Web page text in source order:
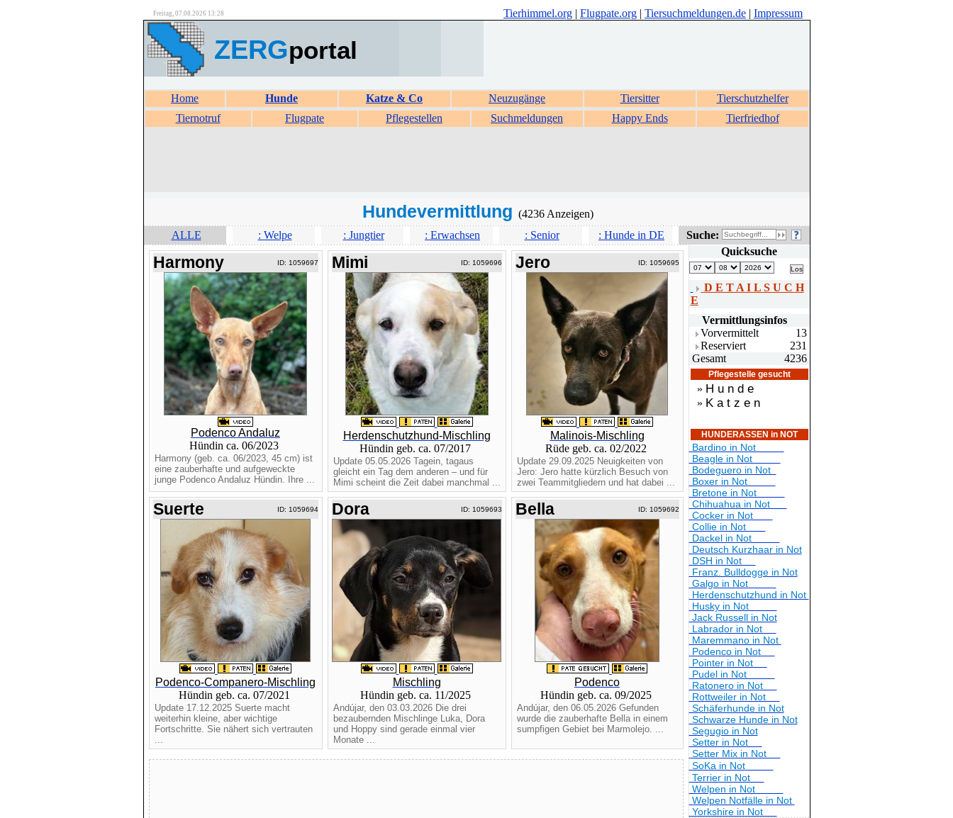
Freitag, 07.08.2026 13:28 Tierhimmel.org | Flugpate.org | Tiersuchmeldungen.de | Impressum
ZERGportal
Home Hunde Katze & Co Neuzugänge Tiersitter
Tierschutzhelfer
Tiernotruf
Flugpate Pflegestellen Suchmeldungen Happy Ends Tierfriedhof
Hundevermittlung (4236 Anzeigen)
ALLE
: Welpe : Jungtier : Erwachsen : Senior : Hunde in DE Suche:
Harmony ID: 1059697
Podenco Andaluz
Hündin ca. 06/2023
Harmony (geb. ca. 06/2023, 45 cm) ist
eine zauberhafte und aufgeweckte
junge Podenco Andaluz Hündin. Ihre ...
Mimi ID: 1059696
Herdenschutzhund-Mischling
Hündin geb. ca. 07/2017
Update 05.05.2026 Tagein, tagaus
gleicht ein Tag dem anderen – und für
Mimi scheint die Zeit dabei manchmal ...
Jero ID: 1059695
Malinois-Mischling
Rüde geb. ca. 02/2022
Update 29.09.2025 Neuigkeiten von
Jero: Jero hatte kürzlich Besuch von
zwei Teammitgliedern und hat dabei ...
Suerte ID: 1059694
Podenco-Companero-Mischling
Hündin geb. ca. 07/2021
Update 17.12.2025 Suerte macht
weiterhin kleine, aber wichtige
Fortschritte. Sie nähert sich vertrauten
...
Dora ID: 1059693
Mischling
Hündin geb. ca. 11/2025
Andújar, den 03.03.2026 Die drei
bezaubernden Mischlinge Luka, Dora
und Hoppy sind gerade einmal vier
Monate ...
Bella ID: 1059692
Podenco
Hündin geb. ca. 09/2025
Andújar, den 06.05.2026 Gefunden
wurde die zauberhafte Bella in einem
sumpfigen Gebiet bei Marmolejo. ...
Quicksuche
D E T A I L S U C H
E
Vermittlungsinfos
Vorvermittelt
13
Reserviert
231
Gesamt
4236
Pflegestelle gesucht
» H u n d e
» K a t z e n
HUNDERASSEN in NOT
Bardino in Not
Beagle in Not
Bodeguero in Not
Boxer in Not
Bretone in Not
Chihuahua in Not
Cocker in Not
Collie in Not
Dackel in Not
Deutsch Kurzhaar in Not
DSH in Not
Franz. Bulldogge in Not
Galgo in Not
Herdenschutzhund in Not
Husky in Not
Jack Russell in Not
Labrador in Not
Maremmano in Not
Podenco in Not
Pointer in Not
Pudel in Not
Ratonero in Not
Rottweiler in Not
Schäferhunde in Not
Schwarze Hunde in Not
Segugio in Not
Setter in Not
Setter Mix in Not
SoKa in Not
Terrier in Not
Welpen in Not
Welpen Notfälle in Not
Yorkshire in Not